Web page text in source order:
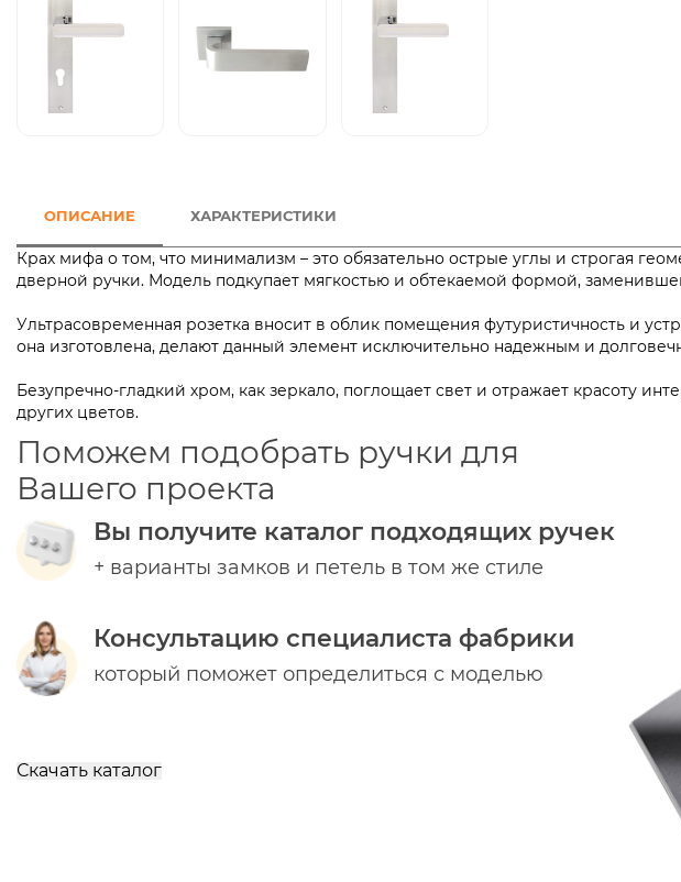
ОПИСАНИЕ ХАРАКТЕРИСТИКИ
Крах мифа о том, что минимализм – это обязательно острые углы и строгая
дверной ручки. Модель подкупает мягкостью и обтекаемой формой,
Ультрасовременная розетка вносит в облик помещения футуристичность и
она изготовлена, делают данный элемент исключительно надежным и
Безупречно-гладкий хром, как зеркало, поглощает свет и отражает красоту
других цветов.
Поможем подобрать ручки для
Вашего проекта
Вы получите каталог подходящих ручек
+ варианты замков и петель в том же стиле
Консультацию специалиста фабрики
который поможет определиться с моделью
Скачать каталог